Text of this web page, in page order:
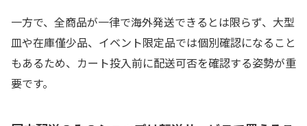
一方で、全商品が一律で海外発送できるとは限らず、大型
皿や在庫僅少品、イベント限定品では個別確認になること
もあるため、カート投入前に配送可否を確認する姿勢が重
要です。